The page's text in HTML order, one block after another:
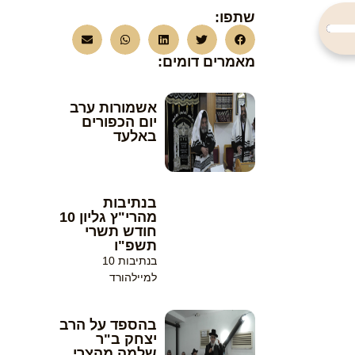
השתמש
במקש
שתפו:
מאמרים דומים:
אשמורות ערב
יום הכפורים
באלעד
בנתיבות
מהרי"ץ גליון 10
חודש תשרי
תשפ"ו
בנתיבות 10
למיילהורד
בהספד על הרב
יצחק ב"ר